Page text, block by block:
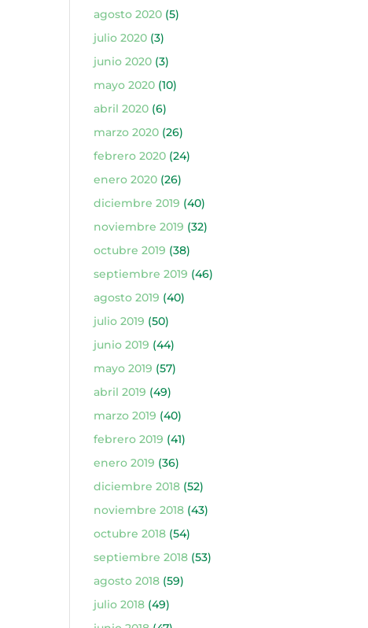
agosto 2020(5)
julio 2020(3)
junio 2020(3)
mayo 2020(10)
abril 2020(6)
marzo 2020(26)
febrero 2020(24)
enero 2020(26)
diciembre 2019 (40)
noviembre 2019 (32)
octubre 2019 (38)
septiembre 2019 (46)
agosto 2019 (40)
julio 2019 (50)
junio 2019 (44)
mayo 2019 (57)
abril 2019 (49)
marzo 2019 (40)
febrero 2019 (41)
enero 2019 (36)
diciembre 2018(52)
noviembre 2018(43)
octubre 2018(54)
septiembre 2018(53)
agosto 2018(59)
julio 2018(49)